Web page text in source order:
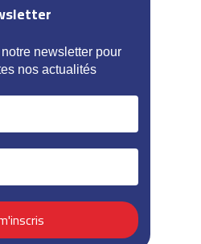
newsletter pour
nos actualités